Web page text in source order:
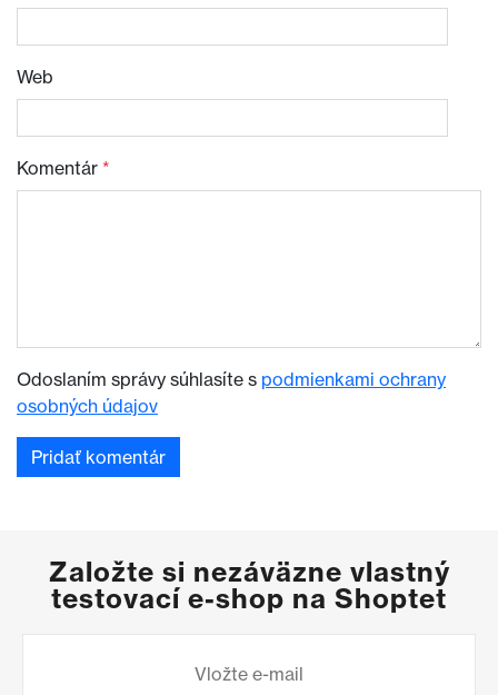
Web
Komentár *
Odoslaním správy súhlasíte s podmienkami ochrany
osobných údajov
Založte si nezáväzne vlastný
testovací e-shop na Shoptet